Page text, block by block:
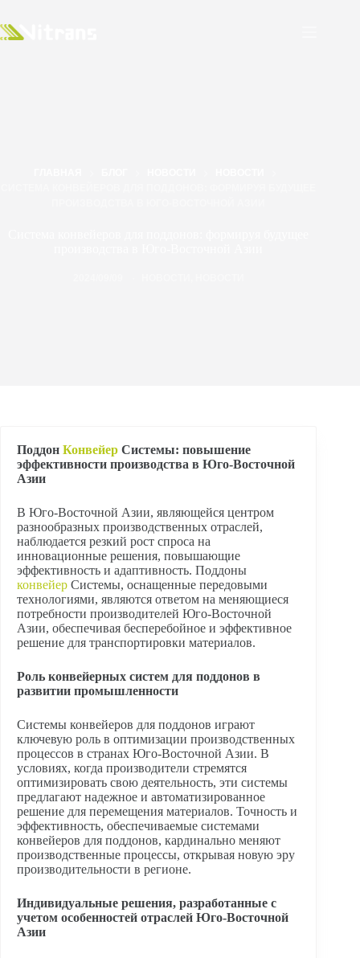
Поддон Конвейер Системы: повышение
эффективности производства в Юго-Восточной
Азии
В Юго-Восточной Азии, являющейся центром
разнообразных производственных отраслей,
наблюдается резкий рост спроса на
инновационные решения, повышающие
эффективность и адаптивность. Поддоны
конвейер Системы, оснащенные передовыми
технологиями, являются ответом на меняющиеся
потребности производителей Юго-Восточной
Азии, обеспечивая бесперебойное и эффективное
решение для транспортировки материалов.
Роль конвейерных систем для поддонов в
развитии промышленности
Системы конвейеров для поддонов играют
ключевую роль в оптимизации производственных
процессов в странах Юго-Восточной Азии. В
условиях, когда производители стремятся
оптимизировать свою деятельность, эти системы
предлагают надежное и автоматизированное
решение для перемещения материалов. Точность и
эффективность, обеспечиваемые системами
конвейеров для поддонов, кардинально меняют
производственные процессы, открывая новую эру
производительности в регионе.
Индивидуальные решения, разработанные с
учетом особенностей отраслей Юго-Восточной
Азии